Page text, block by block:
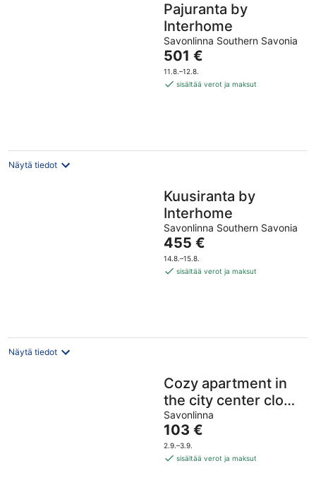
Pajuranta by
Interhome
Savonlinna Southern Savonia
Hinta
on
501 €
501 €
11.8.–12.8.
sisältää verot ja maksut
Näytä tiedot
Kuusiranta by
Interhome
Savonlinna Southern Savonia
Hinta
on
455 €
455 €
14.8.–15.8.
sisältää verot ja maksut
Näytä tiedot
Cozy apartment in
the city center close
to nature and main
attractions
Savonlinna
Hinta
on
103 €
103 €
2.9.–3.9.
sisältää verot ja maksut